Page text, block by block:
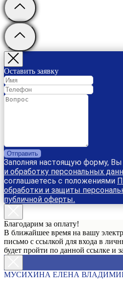
Оставить заявку
Отправить
Заполняя настоящую форму, Вы
и обработку персональных
соглашаетесь с положениями
обработки и защиты
публичной оферты.
Благодарим за оплату!
В ближайшее время на вашу
письмо с ссылкой для входа в
будет пройти по данной ссылке и
МУСИХИНА ЕЛЕНА